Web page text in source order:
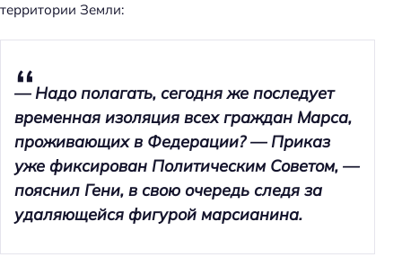
территории Земли:
— Надо полагать, сегодня же последует
временная изоляция всех граждан Марса,
проживающих в Федерации? — Приказ
уже фиксирован Политическим Советом, —
пояснил Гени, в свою очередь следя за
удаляющейся фигурой марсианина.